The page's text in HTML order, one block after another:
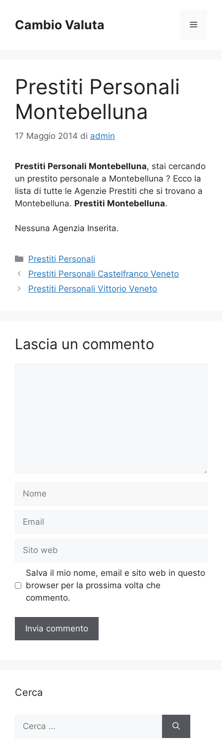
contenuto
Cambio Valuta Menu
Prestiti Personali
Montebelluna
17 Maggio 2014 di admin
Prestiti Personali Montebelluna, stai cercando
un prestito personale a Montebelluna ? Ecco la
lista di tutte le Agenzie Prestiti che si trovano a
Montebelluna. Prestiti Montebelluna.
Nessuna Agenzia Inserita.
Categorie
Prestiti Personali
Prestiti Personali Castelfranco Veneto
Prestiti Personali Vittorio Veneto
Lascia un commento
Nome
Email
Sito
web
Salva il mio nome, email e sito web in questo
browser per la prossima volta che
commento.
Cerca
per: